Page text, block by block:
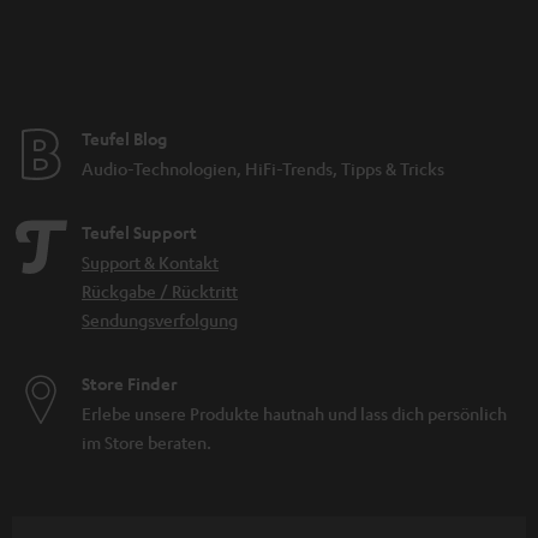
Teufel Blog
Audio-Technologien, HiFi-Trends, Tipps & Tricks
Teufel Support
Support & Kontakt
Rückgabe / Rücktritt
Sendungsverfolgung
Store Finder
Erlebe unsere Produkte hautnah und lass dich persönlich
im Store beraten.